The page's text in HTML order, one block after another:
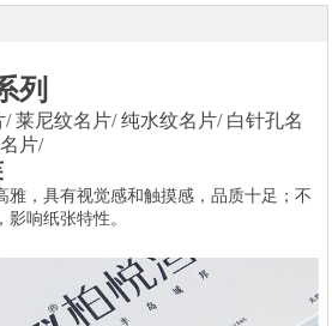
列
莱尼纹名片/ 纯水纹名片/ 白针孔名
片/
雅，具有视觉感和触摸感，品质十足；不
响纸张特性。